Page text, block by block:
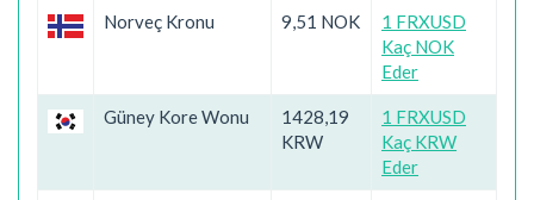
Norveç Kronu 9,51 NOK
1 FRXUSD
Kaç NOK
Eder
Güney Kore Wonu
1428,19
KRW
1 FRXUSD
Kaç KRW
Eder